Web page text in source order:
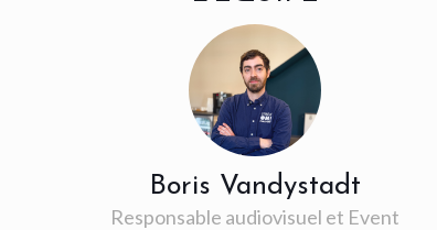
Boris Vandystadt
Responsable audiovisuel et Event